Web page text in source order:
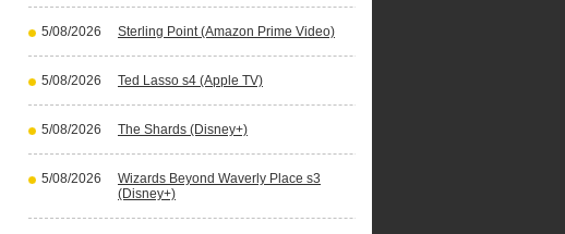
5/08/2026 Sterling Point (Amazon Prime Video)
5/08/2026 Ted Lasso s4 (Apple TV)
5/08/2026 The Shards (Disney+)
5/08/2026
Wizards Beyond Waverly Place s3
(Disney+)